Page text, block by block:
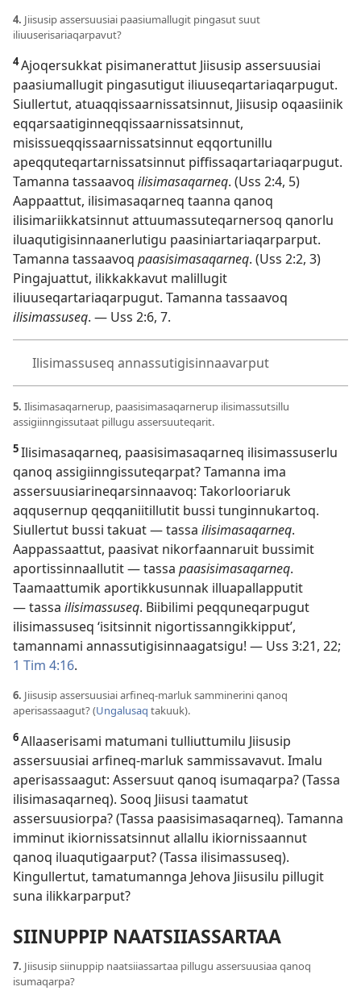
4. Jiisusip assersuusiai paasiumallugit pingasut suut
iliuuserisariaqarpavut?
4Ajoqersukkat pisimanerattut Jiisusip assersuusiai
paasiumallugit pingasutigut iliuuseqartariaqarpugut.
Siullertut, atuaqqissaarnissatsinnut, Jiisusip oqaasiinik
eqqarsaatiginneqqissaarnissatsinnut,
misissueqqissaarnissatsinnut eqqortunillu
apeqquteqartarnissatsinnut piffissaqartariaqarpugut.
Tamanna tassaavoq ilisimasaqarneq. (Uss 2:4, 5)
Aappaattut, ilisimasaqarneq taanna qanoq
ilisimariikkatsinnut attuumassuteqarnersoq qanorlu
iluaqutigisinnaanerlutigu paasiniartariaqarparput.
Tamanna tassaavoq paasisimasaqarneq. (Uss 2:2, 3)
Pingajuattut, ilikkakkavut malillugit
iliuuseqartariaqarpugut. Tamanna tassaavoq
ilisimassuseq. — Uss 2:6, 7.
Ilisimassuseq annassutigisinnaavarput
5. Ilisimasaqarnerup, paasisimasaqarnerup ilisimassutsillu
assigiinngissutaat pillugu assersuuteqarit.
5Ilisimasaqarneq, paasisimasaqarneq ilisimassuserlu
qanoq assigiinngissuteqarpat? Tamanna ima
assersuusiarineqarsinnaavoq: Takorlooriaruk
aqqusernup qeqqaniitillutit bussi tunginnukartoq.
Siullertut bussi takuat — tassa ilisimasaqarneq.
Aappassaattut, paasivat nikorfaannaruit bussimit
aportissinnaallutit — tassa paasisimasaqarneq.
Taamaattumik aportikkusunnak illuapallapputit
— tassa ilisimassuseq. Biibilimi peqquneqarpugut
ilisimassuseq ‘isitsinnit nigortissanngikkipput’,
tamannami annassutigisinnaagatsigu! — Uss 3:21, 22;
1 Tim 4:16.
6. Jiisusip assersuusiai arfineq-marluk samminerini qanoq
aperisassaagut? (Ungalusaq takuuk).
6Allaaserisami matumani tulliuttumilu Jiisusip
assersuusiai arfineq-marluk sammissavavut. Imalu
aperisassaagut: Assersuut qanoq isumaqarpa? (Tassa
ilisimasaqarneq). Sooq Jiisusi taamatut
assersuusiorpa? (Tassa paasisimasaqarneq). Tamanna
imminut ikiornissatsinnut allallu ikiornissaannut
qanoq iluaqutigaarput? (Tassa ilisimassuseq).
Kingullertut, tamatumannga Jehova Jiisusilu pillugit
suna ilikkarparput?
SIINUPPIP NAATSIIASSARTAA
7. Jiisusip siinuppip naatsiiassartaa pillugu assersuusiaa qanoq
isumaqarpa?